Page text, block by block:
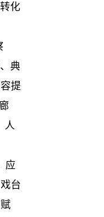
化
典
提
人
应
台